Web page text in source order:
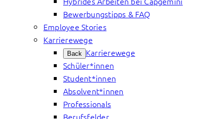
Bewerbungstipps & FAQ
Employee Stories
Karrierewege
Back Karrierewege
Schüler*innen
Student*innen
Absolvent*innen
Professionals
Berufsfelder